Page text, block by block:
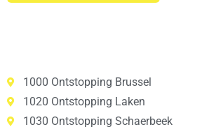
1000 Ontstopping Brussel
1020 Ontstopping Laken
1030 Ontstopping Schaerbeek